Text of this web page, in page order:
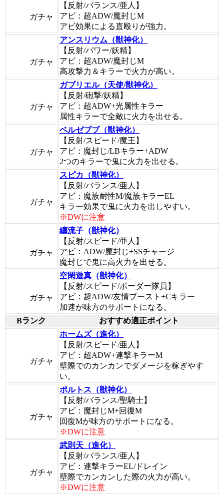
ガチャ
【反射/バランス/亜人】
アビ：超ADW/魔封じM
アビ効果による直殴りが強力。
ガチャ
アンスリウム（獣神化）
【反射/パワー/妖精】
アビ：超ADW/魔封じM
高攻撃力＆キラーで火力が高い。
ガチャ
ガブリエル（天使/獣神化）
【反射/砲撃/妖精】
アビ：超ADW+光属性キラー
属性キラーで全敵に火力を出せる。
ガチャ
ベルゼブブ（獣神化）
【反射/スピード/魔王】
アビ：魔封じ/LBキラー+ADW
2つのキラーで鬼に火力を出せる。
ガチャ
スピカ（獣神化）
【反射/バランス/亜人】
アビ：魔族耐性M/魔族キラーEL
キラー効果で鬼に火力を出しやすい。
※DWに注意
ガチャ
纏流子（獣神化）
【反射/スピード/亜人】
アビ：ADW/魔封じ+SSチャージ
魔封じで鬼に高火力を出せる。
ガチャ
空閑遊真（獣神化）
【反射/スピード/ボーダー隊員】
アビ：超ADW/友情ブースト+Cキラー
加速が味方のサポートになる。
Bランク
おすすめ適正ポイント
ガチャ
ホームズ（進化）
【反射/スピード/亜人】
アビ：超ADW+連撃キラーM
壁際でのカンカンでダメージを稼ぎやす
い。
ガチャ
ポルトス（獣神化）
【反射/バランス/聖騎士】
アビ：魔封じM+回復M
回復Mが味方のサポートになる。
※DWに注意
ガチャ
武則天（進化）
【反射/バランス/亜人】
アビ：連撃キラーEL/ドレイン
壁際でカンカンした際の火力が高い。
※DWに注意